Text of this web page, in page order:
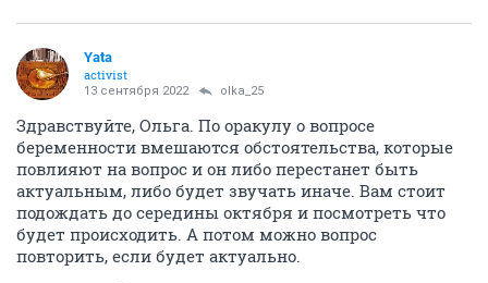
Yata
activist
13 сентября 2022 olka_25
Здравствуйте, Ольга. По оракулу о вопросе
беременности вмешаются обстоятельства, которые
повлияют на вопрос и он либо перестанет быть
актуальным, либо будет звучать иначе. Вам стоит
подождать до середины октября и посмотреть что
будет происходить. А потом можно вопрос
повторить, если будет актуально.